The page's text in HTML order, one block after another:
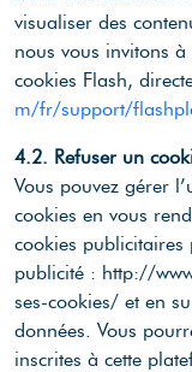
visualiser des
nous vous invitons
cookies Flash,
m/fr/support/
4.2. Refuser un
Vous pouvez gérer
cookies en vous
cookies publicitaires
publicité : http://
ses-cookies/ et en
données. Vous
inscrites à cette